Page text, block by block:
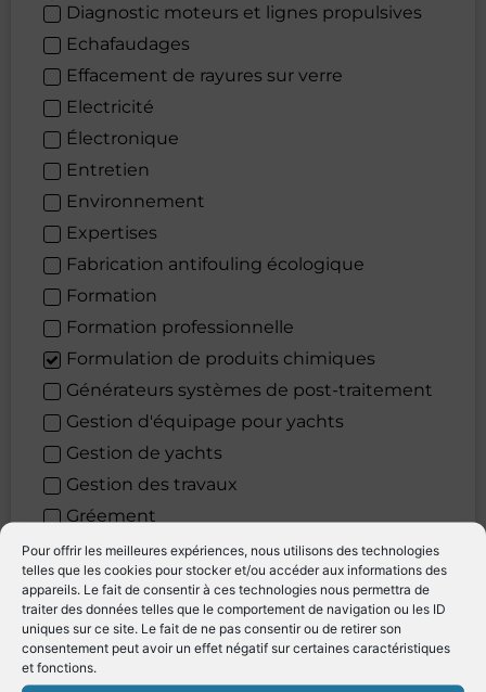
Pour offrir les meilleures expériences, nous utilisons des technologies
telles que les cookies pour stocker et/ou accéder aux informations des
appareils. Le fait de consentir à ces technologies nous permettra de
traiter des données telles que le comportement de navigation ou les ID
uniques sur ce site. Le fait de ne pas consentir ou de retirer son
consentement peut avoir un effet négatif sur certaines caractéristiques
et fonctions.
Diagnostic moteurs et lignes propulsives
Echafaudages
Effacement de rayures sur verre
Electricité
Électronique
Entretien
Environnement
Expertises
Fabrication antifouling écologique
Formation
Formation professionnelle
Formulation de produits chimiques
Générateurs systèmes de post-traitement
Gestion d'équipage pour yachts
Gestion de yachts
Gestion des travaux
Gréement
Habillement yachting
Hydraulique
Hygiène
Impression
Informatique